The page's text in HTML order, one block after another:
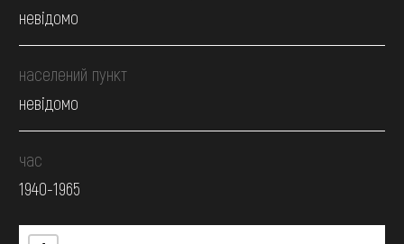
невідомо
населений пункт
невідомо
час
1940-1965